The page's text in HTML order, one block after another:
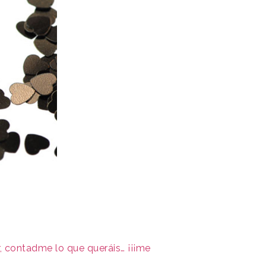
lo que queráis… ¡¡¡me